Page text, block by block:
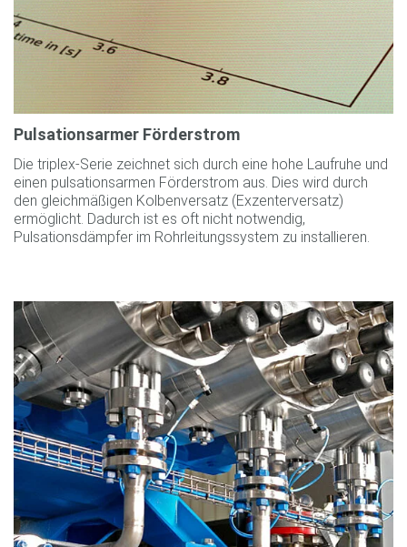
Pulsationsarmer Förderstrom
Die triplex-Serie zeichnet sich durch eine hohe Laufruhe und
einen pulsationsarmen Förderstrom aus. Dies wird durch
den gleichmäßigen Kolbenversatz (Exzenterversatz)
ermöglicht. Dadurch ist es oft nicht notwendig,
Pulsationsdämpfer im Rohrleitungssystem zu installieren.